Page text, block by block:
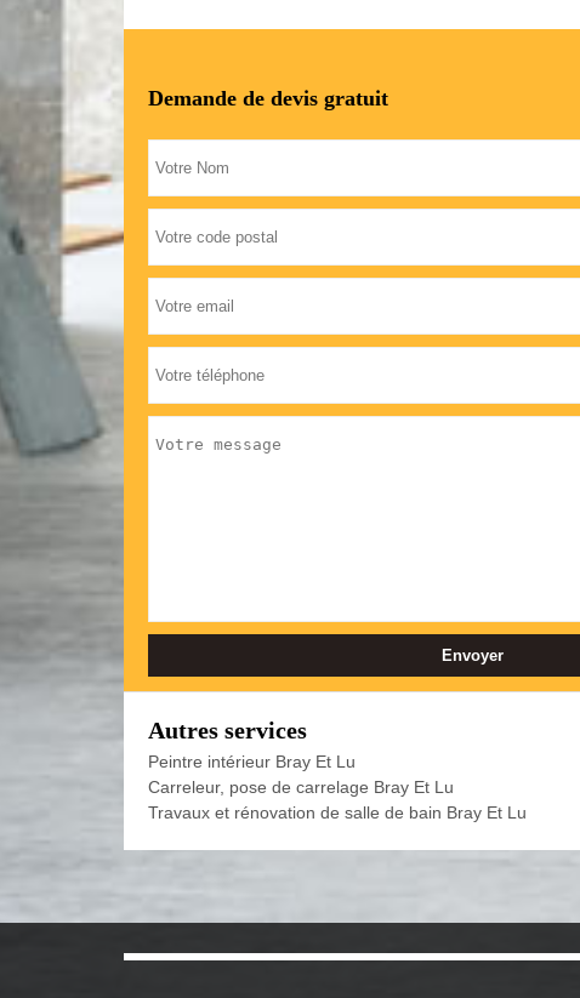
Demande de devis gratuit
Autres services
Peintre intérieur Bray Et Lu
Carreleur, pose de carrelage Bray Et Lu
Travaux et rénovation de salle de bain Bray Et Lu